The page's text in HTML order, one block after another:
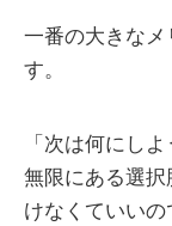
一番の大きな
す。
「次は何にし
無限にある選
けなくていいの